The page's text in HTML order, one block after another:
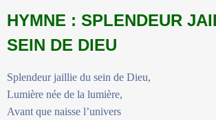
HYMNE : SPLENDEUR
SEIN DE DIEU
Splendeur jaillie du sein de Dieu,
Lumière née de la lumière,
Avant que naisse l’univers